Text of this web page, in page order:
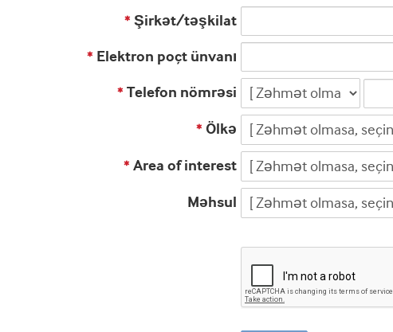
* Şirkət/təşkilat
* Elektron poçt ünvanı
* Telefon nömrəsi
* Ölkə
* Area of interest
Məhsul